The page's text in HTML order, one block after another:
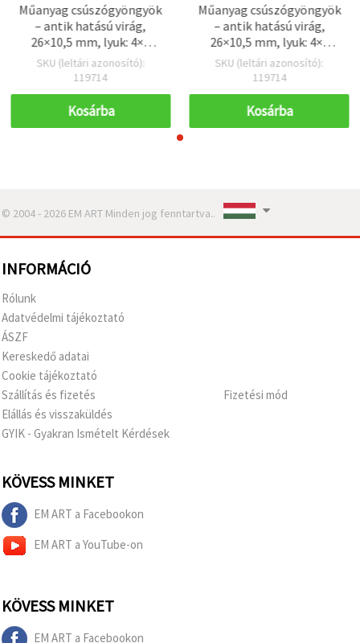
Műanyag csúszógyöngyök
– antik hatású virág,
26×10,5 mm, lyuk: 4×9
mm, barna – 50 g (~26 db)
SKU (leltári azonosító):
119714
Kosárba
Műanyag csúszógyöngyök
– antik hatású virág,
26×10,5 mm, lyuk: 4×9
mm, barna – 50 g (~26 db)
SKU (leltári azonosító):
119714
Kosárba
© 2004 - 2026 EM ART Minden jog fenntartva..
INFORMÁCIÓ
Rólunk
Adatvédelmi tájékoztató
ÁSZF
Kereskedő adatai
Cookie tájékoztató
Szállítás és fizetés
Elállás és visszaküldés
GYIK - Gyakran Ismételt Kérdések
Fizetési mód
KÖVESS MINKET
EM ART a Facebookon
EM ART a YouTube-on
KÖVESS MINKET
EM ART a Facebookon